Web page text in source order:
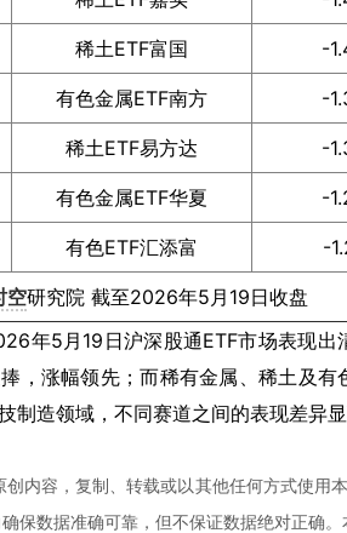
稀土ETF富国 -
有色金属ETF南方 -
稀土ETF易方达 -
有色金属ETF华夏 -
有色ETF汇添富 -
空研究院 截至2026年5月19日收盘
年5月19日沪深股通ETF市场表现
，涨幅领先；而稀有金属、稀土及
制造领域，不同赛道之间的表现差异显
内容，复制、转载或以其他任何方式使用
保数据准确可靠，但不保证数据绝对正确